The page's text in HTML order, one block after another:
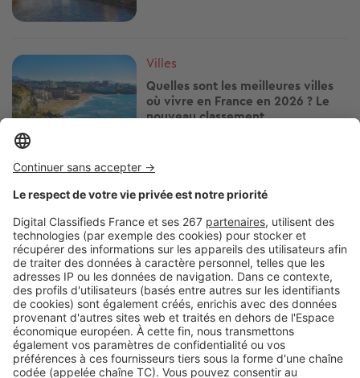
Image
Villes
Quelles sont les meilleures villes
où vivre en France en 2026 ? Le
nouveau classement
Image
Villes
À seulement 16 km de Paris, cette
commune affiche une rentabilité
locative qui dépasse 8 %
Image
Villes
L’immobilier à Saint-Nazaire porté
par un cadre de vie de plus en
plus recherché